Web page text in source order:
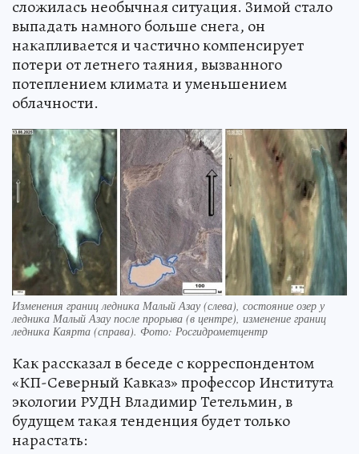
сложилась необычная ситуация. Зимой стало
выпадать намного больше снега, он
накапливается и частично компенсирует
потери от летнего таяния, вызванного
потеплением климата и уменьшением
облачности.
Изменения границ ледника Малый Азау (слева), состояние озер у
ледника Малый Азау после прорыва (в центре), изменение границ
ледника Каярта (справа). Фото: Росгидрометцентр
Как рассказал в беседе с корреспондентом
«КП-Северный Кавказ» профессор Института
экологии РУДН Владимир Тетельмин, в
будущем такая тенденция будет только
нарастать: